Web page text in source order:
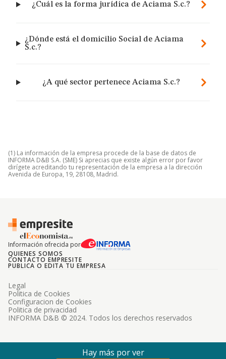
¿Cuál es la forma jurídica de Aciama S.c.?
¿Dónde está el domicilio Social de Aciama
S.c.?
¿A qué sector pertenece Aciama S.c.?
(1) La información de la empresa procede de la base de datos de
INFORMA D&B S.A. (SME) Si aprecias que existe algún error por favor
dirígete acreditando tu representación de la empresa a la dirección
Avenida de Europa, 19, 28108, Madrid.
Información ofrecida por
QUIENES SOMOS
CONTACTO EMPRESITE
PUBLICA O EDITA TU EMPRESA
INFORMA D&B © 2024. Todos los derechos reservados
Legal
Politica de Cookies
Configuracion de Cookies
Politica de privacidad
Hay más por ver